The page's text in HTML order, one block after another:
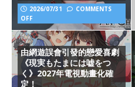
2026/07/31
COMMENTS
OFF
由網遊誤會引發的戀愛喜劇
《現実もたまには嘘をつ
く》2027年電視動畫化確
定！